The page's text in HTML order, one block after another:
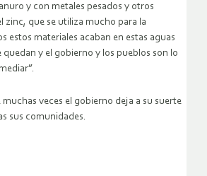
y con metales pesados y otros
zinc, que se utiliza mucho para la
estos materiales acaban en estas aguas
quedan y el gobierno y los pueblos son lo
veces el gobierno deja a su suerte
sus comunidades.